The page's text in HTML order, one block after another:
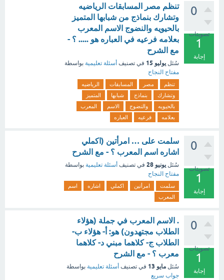
0
تصويتات
1
إجابة
تنظم مصر المسابقات الرياضيه
وتشارك بنماذج من شبابها المتميز
بالحيويه والنضوج الاسم المعرب
بعلامه فرعيه في العباره هو ..... ؟ -
مع الشرح
سُئل يوليو 15 في تصنيف أسئلة تعليمية بواسطة
مفتاح النجاح
تنظم مصر المسابقات
الرياضيه
وتشارك
بنماذج شبابها
المتميز
بالحيويه
والنضوج الاسم
المعرب
بعلامه
فرعيه العباره
0
تصويتات
1
إجابة
سلمت على … امرأتين (اكملي
اشاره اسم المعرب ؟ - مع الشرح
سُئل يونيو 28 في تصنيف أسئلة تعليمية بواسطة
مفتاح النجاح
سلمت امرأتين اكملي اشاره
اسم
المعرب
0
تصويتات
1
إجابة
. الاسم المعرب في جملة (هؤلاء
الطلاب مجتهدون) هو: أ- هؤلاء ب-
الطلاب ج- كلاهما مبني د- كلاهما
معرب ؟ - مع الشرح
سُئل مايو 13 في تصنيف أسئلة تعليمية بواسطة
جواب سريع